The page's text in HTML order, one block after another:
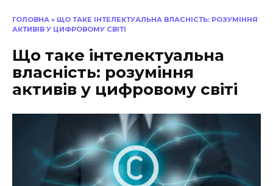
ГОЛОВНА » ЩО ТАКЕ ІНТЕЛЕКТУАЛЬНА ВЛАСНІСТЬ: РОЗУМІННЯ
АКТИВІВ У ЦИФРОВОМУ СВІТІ
Що таке інтелектуальна
власність: розуміння
активів у цифровому світі